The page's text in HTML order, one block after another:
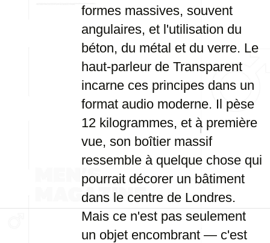
formes massives, souvent
angulaires, et l'utilisation du
béton, du métal et du verre. Le
haut-parleur de Transparent
incarne ces principes dans un
format audio moderne. Il pèse
12 kilogrammes, et à première
vue, son boîtier massif
ressemble à quelque chose qui
pourrait décorer un bâtiment
dans le centre de Londres.
Mais ce n'est pas seulement
un objet encombrant — c'est